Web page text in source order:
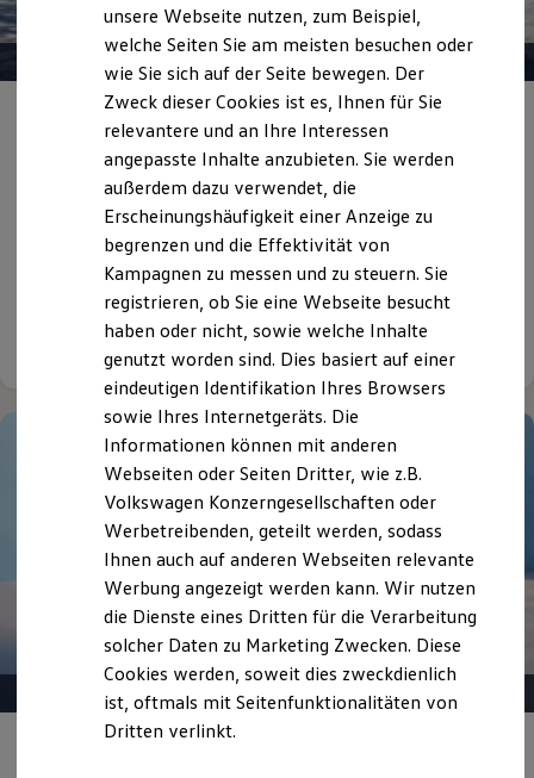
Nachhaltigkeit
Technologie
Kosten und Kauf
Kaufoptionen
E-Auto-Förderung
Software und Konnektivität
Die ID. Software 6
ID. Software Versionen und Updates
Digitale Extras
Schnittstellen zu Ihrem ID.
Hybridautos
Marke und Erlebnis
Volkswagen R und R Experience
R-Modelle
R Experience
Driving Experience
Volkswagen entdecken
Werkbesichtigung
Lifestyle Shop
T-Roc Kollektion
Golf Kollektion
ID. Kollektion
Volkswagen Kollektion
R-Kollektion
GTI Kollektion
Fußball Drop
we drive football
#wedriveproud
Besitzer und Service
Software Updates
Service und Ersatzteile
Angebot gültig bis 30.09.2026 Privatkunden
Unsere Privatkundenangebote
Z. B. den Polo Life schon ab 149,00 €mtl. leasen | 0,00 €
Sonderzahlung | 48 Monate Laufzeit | Jährliche
Fahrleistung: 10.000 km
Details ansehen
unsere Webseite nutzen, zum Beispiel,
welche Seiten Sie am meisten besuchen oder
wie Sie sich auf der Seite bewegen. Der
Zweck dieser Cookies ist es, Ihnen für Sie
relevantere und an Ihre Interessen
angepasste Inhalte anzubieten. Sie werden
außerdem dazu verwendet, die
Erscheinungshäufigkeit einer Anzeige zu
begrenzen und die Effektivität von
Kampagnen zu messen und zu steuern. Sie
registrieren, ob Sie eine Webseite besucht
haben oder nicht, sowie welche Inhalte
genutzt worden sind. Dies basiert auf einer
eindeutigen Identifikation Ihres Browsers
sowie Ihres Internetgeräts. Die
Informationen können mit anderen
Webseiten oder Seiten Dritter, wie z.B.
Volkswagen Konzerngesellschaften oder
Werbetreibenden, geteilt werden, sodass
Ihnen auch auf anderen Webseiten relevante
Werbung angezeigt werden kann. Wir nutzen
die Dienste eines Dritten für die Verarbeitung
solcher Daten zu Marketing Zwecken. Diese
Cookies werden, soweit dies zweckdienlich
ist, oftmals mit Seitenfunktionalitäten von
Dritten verlinkt.